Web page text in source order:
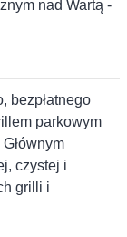
nad Wartą -
bezpłatnego
parkowym
czystej i
grilli i